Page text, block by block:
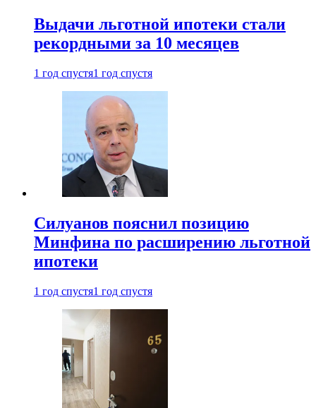
Выдачи льготной ипотеки стали
рекордными за 10 месяцев
1 год спустя1 год спустя
Силуанов пояснил позицию
Минфина по расширению льготной
ипотеки
1 год спустя1 год спустя